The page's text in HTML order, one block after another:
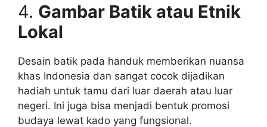
4. Gambar Batik atau Etnik
Lokal
Desain batik pada handuk memberikan nuansa
khas Indonesia dan sangat cocok dijadikan
hadiah untuk tamu dari luar daerah atau luar
negeri. Ini juga bisa menjadi bentuk promosi
budaya lewat kado yang fungsional.